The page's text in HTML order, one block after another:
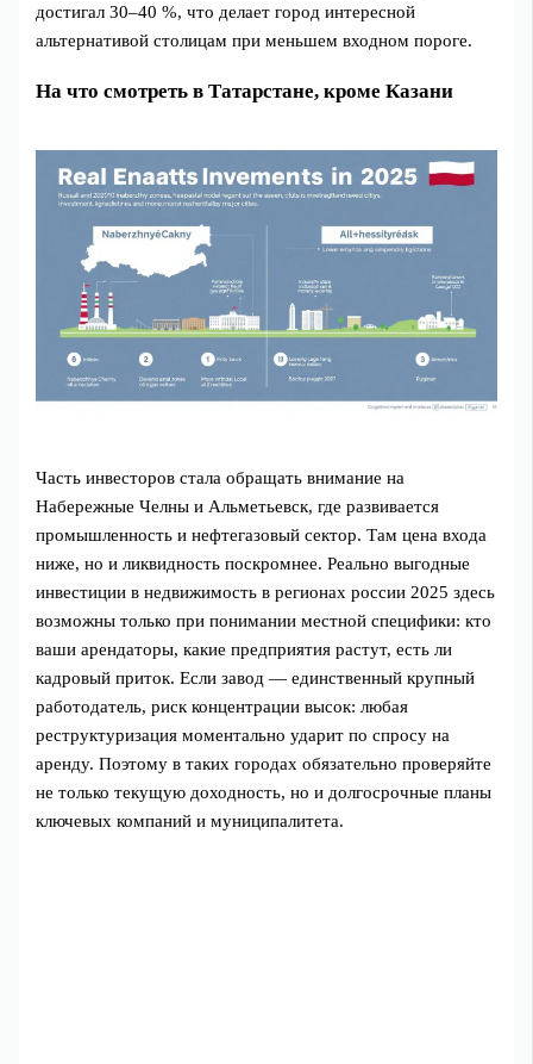
достигал 30–40 %, что делает город интересной
альтернативой столицам при меньшем входном пороге.
На что смотреть в Татарстане, кроме Казани
Часть инвесторов стала обращать внимание на
Набережные Челны и Альметьевск, где развивается
промышленность и нефтегазовый сектор. Там цена входа
ниже, но и ликвидность поскромнее. Реально выгодные
инвестиции в недвижимость в регионах россии 2025 здесь
возможны только при понимании местной специфики: кто
ваши арендаторы, какие предприятия растут, есть ли
кадровый приток. Если завод — единственный крупный
работодатель, риск концентрации высок: любая
реструктуризация моментально ударит по спросу на
аренду. Поэтому в таких городах обязательно проверяйте
не только текущую доходность, но и долгосрочные планы
ключевых компаний и муниципалитета.